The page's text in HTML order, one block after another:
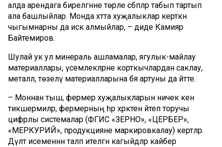
алда арендага бирелгәнне төрле сәбәпләр табып тартып
ала башлыйлар. Монда хәтта хуҗалыклар керткән
чыгымнарны да искә алмыйлар, – диде Камияр
Байтемиров.
Шулай ук ул минераль ашламалар, ягулык-майлау
материаллары, үсемлекләрне корткычлардан саклау,
металл, төзелү материалларына бәя артуны да әйтте.
– Моннан тыш, фермер хуҗалыкларын ничек кенә
тикшермиләр, фермерның һәр хәрәкәтен әйтеп торучы
цифрлы системалар (ФГИС «ЗЕРНО», «ЦЕРБЕР»,
«МЕРКУРИЙ», продукцияне маркировкалау) кертәләр.
Дәүләт исеменнән таләп ителгән кагыйдәләр кайбер